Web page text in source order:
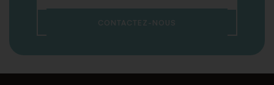
CONTACTEZ-NOUS